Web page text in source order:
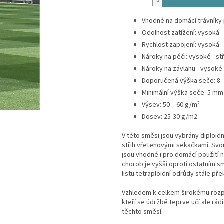
Vhodné na domácí
Odolnost zatížení: vysoká
Rychlost zapojení: vysoká
Nároky na péči: vysoké -
Nároky na závlahu - vysoké
Doporučená výška seče: 8
Minimální výška seče: 5
Výsev: 50 – 60 g/m²
Dosev: 25-30 g/m2
V této směsi jsou vybrány
střih vřetenovými sekačkami.
jsou vhodné i pro domácí použití
chorob je vyšší oproti ostatním
listu tetraploidní odrůdy stále
Vzhledem k celkem širokému
kteří se údržbě teprve učí ale
těchto směsí.